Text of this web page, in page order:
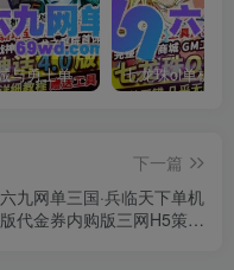
DNF地下城与勇士单机版110级神话版4.0全主线任务龙之庭院机械七战神实验室
下一篇
六九网单三国·兵临天下单机
版代金券内购版三网H5策略